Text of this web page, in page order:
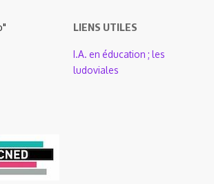
LIENS UTILES
I.A. en éducation ; les
ludoviales